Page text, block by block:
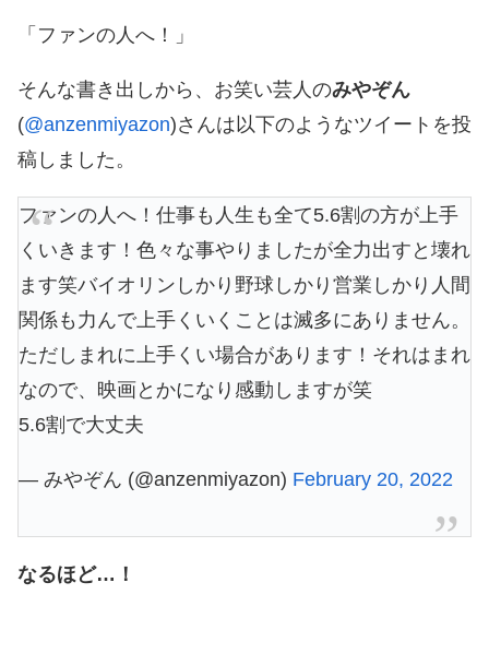
「ファンの人へ！」
そんな書き出しから、お笑い芸人のみやぞん
(@anzenmiyazon)さんは以下のようなツイートを投
稿しました。
ファンの人へ！仕事も人生も全て5.6割の方が上手
くいきます！色々な事やりましたが全力出すと壊れ
ます笑バイオリンしかり野球しかり営業しかり人間
関係も力んで上手くいくことは滅多にありません。
ただしまれに上手くい場合があります！それはまれ
なので、映画とかになり感動しますが笑
5.6割で大丈夫
— みやぞん (@anzenmiyazon) February 20, 2022
なるほど…！